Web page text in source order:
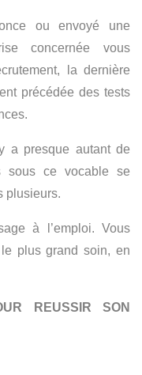
ou envoyé une
concernée vous
la dernière
précédée des tests
a presque autant de
sous ce vocable se
plusieurs.
à l’emploi. Vous
plus grand soin, en
REUSSIR SON